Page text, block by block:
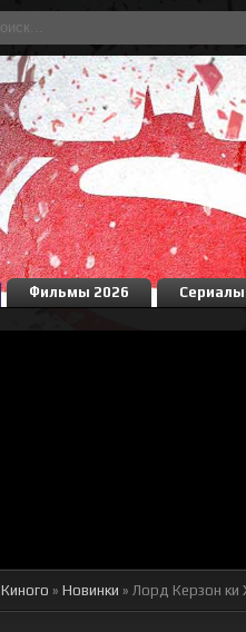
Фильмы 2026 Сериалы
Киного » Новинки » Лорд Керзон ки